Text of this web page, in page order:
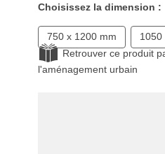
Choisissez la dimension :
750 x 1200 mm
1050
Retrouver ce produit
l'aménagement urbain